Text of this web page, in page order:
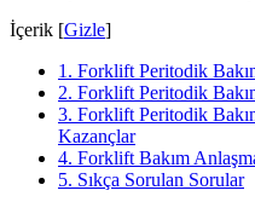
İçerik [Gizle]
1. Forklift Peritodik
2. Forklift Peritodik
3. Forklift Peritodik
Kazançlar
4. Forklift Bakım
5. Sıkça Sorulan Sorular